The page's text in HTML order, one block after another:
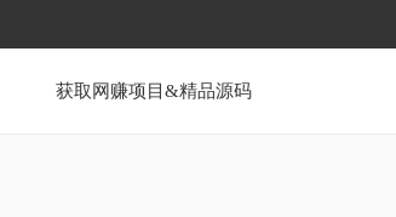
获取网赚项目&精品源码